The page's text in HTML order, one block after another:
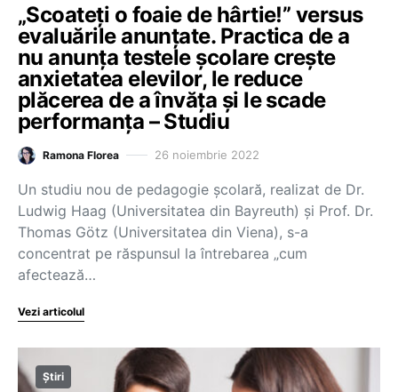
„Scoateți o foaie de hârtie!” versus
evaluările anunțate. Practica de a
nu anunța testele școlare crește
anxietatea elevilor, le reduce
plăcerea de a învăța și le scade
performanța – Studiu
Ramona Florea 26 noiembrie 2022
Un studiu nou de pedagogie școlară, realizat de Dr.
Ludwig Haag (Universitatea din Bayreuth) și Prof. Dr.
Thomas Götz (Universitatea din Viena), s-a
concentrat pe răspunsul la întrebarea „cum
afectează…
Vezi articolul
Știri